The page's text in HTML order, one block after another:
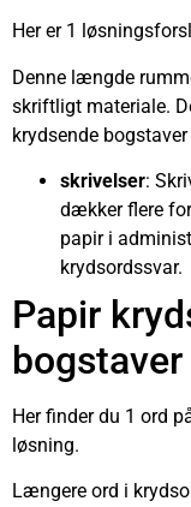
Her er 1
Denne længde
skriftligt materiale.
krydsende
skrivelser:
dækker flere
papir i
krydsordssvar.
Papir
bogstaver
Her finder du 1 ord
løsning.
Længere ord i